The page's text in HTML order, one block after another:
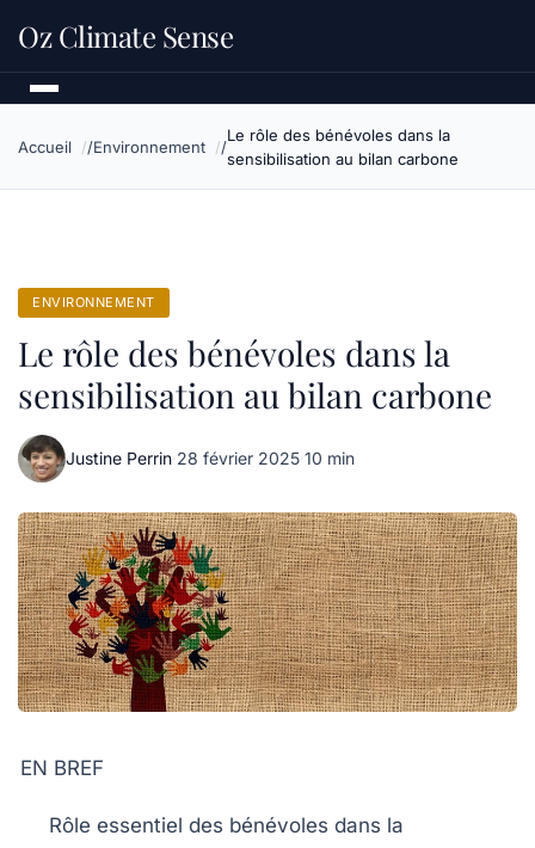
Oz Climate Sense
Accueil Environnement
Le rôle des bénévoles dans la
sensibilisation au bilan carbone
ENVIRONNEMENT
Le rôle des bénévoles dans la
sensibilisation au bilan carbone
Justine Perrin·28 février 2025·10 min
EN BREF
Rôle essentiel des bénévoles dans la